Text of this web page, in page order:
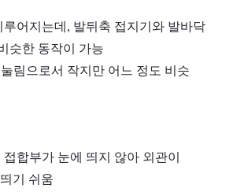
어지는데, 발뒤축 접지기와 발바닥
슷한 동작이 가능
림으로서 작지만 어느 정도 비슷
합부가 눈에 띄지 않아 외관이
기 쉬움